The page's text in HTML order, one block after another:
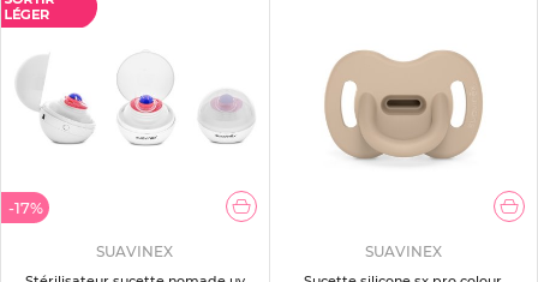
-17%
SUAVINEX SUAVINEX